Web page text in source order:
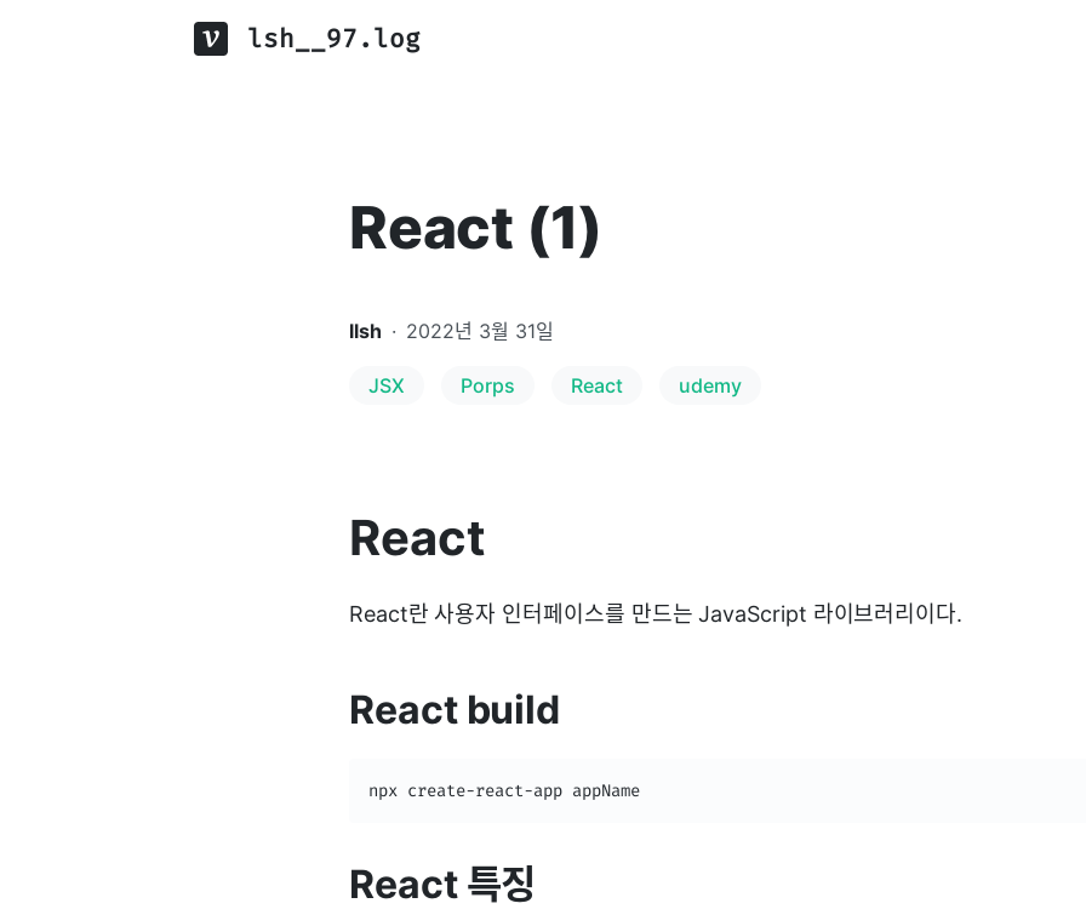
lsh__97.log
React (1)
llsh · 2022년 3월 31일
JSX Porps React udemy
React
React란 사용자 인터페이스를 만드는 JavaScript 라이브러리이다.
React build
npx create-react-app appName
React 특징